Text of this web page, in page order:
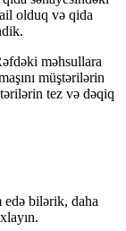
olduq və qida
məhsullara
müştərilərin
tez və dəqiq
edə bilərik, daha